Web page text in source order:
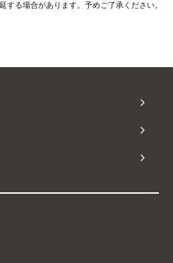
する場合があります。予めご了承ください。